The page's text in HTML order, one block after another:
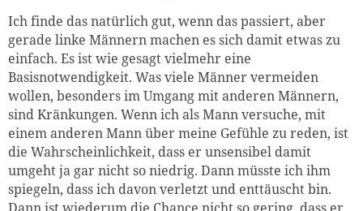
Ich finde das natürlich gut, wenn das passiert, aber
gerade linke Männern machen es sich damit etwas zu
einfach. Es ist wie gesagt vielmehr eine
Basisnotwendigkeit. Was viele Männer vermeiden
wollen, besonders im Umgang mit anderen Männern,
sind Kränkungen. Wenn ich als Mann versuche, mit
einem anderen Mann über meine Gefühle zu reden, ist
die Wahrscheinlichkeit, dass er unsensibel damit
umgeht ja gar nicht so niedrig. Dann müsste ich ihm
spiegeln, dass ich davon verletzt und enttäuscht bin.